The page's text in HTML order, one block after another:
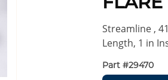
Streamline ,
Length, 1 in
Part #29470